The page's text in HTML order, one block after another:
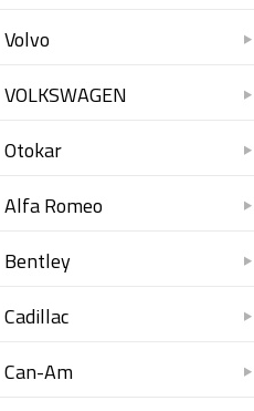
Volvo
VOLKSWAGEN
Otokar
Alfa Romeo
Bentley
Cadillac
Can-Am